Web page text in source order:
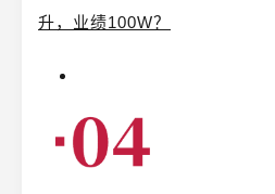
升，业绩100W？